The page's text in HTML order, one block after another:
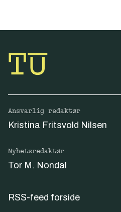
Ansvarlig redaktør
Kristina Fritsvold Nilsen
Nyhetsredaktør
Tor M. Nondal
RSS-feed forside